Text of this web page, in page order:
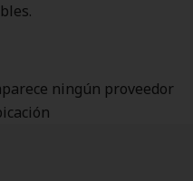
ningún proveedor